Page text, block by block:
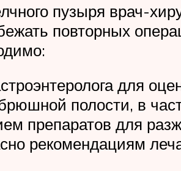
пузыря врач-
повторных
для
полости, в
препаратов для
рекомендациям